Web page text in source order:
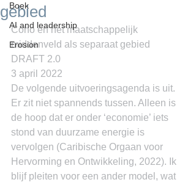
Boek
AI and leadership
Erosion
gebied
Coho en het maatschappelijk
middenveld als separaat gebied
DRAFT 2.0
3 april 2022
De volgende uitvoeringsagenda is uit.
Er zit niet spannends tussen. Alleen is
de hoop dat er onder ‘economie’ iets
stond van duurzame energie is
vervolgen (Caribische Orgaan voor
Hervorming en Ontwikkeling, 2022). Ik
blijf pleiten voor een ander model, wat